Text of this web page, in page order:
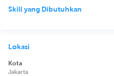
Skill yang Dibutuhkan
Lokasi
Kota
Jakarta